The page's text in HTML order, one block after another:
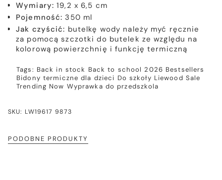
Wymiary: 19,2 x 6,5 cm
Pojemność: 350 ml
Jak czyścić: butelkę wody należy myć ręcznie
za pomocą szczotki do butelek ze względu na
kolorową powierzchnię i funkcję termiczną
Tags: Back in stock Back to school 2026 Bestsellers
Bidony termiczne dla dzieci Do szkoły Liewood Sale
Trending Now Wyprawka do przedszkola
SKU: LW19617 9873
PODOBNE PRODUKTY